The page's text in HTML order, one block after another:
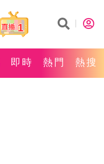
1
即時 熱門 熱搜